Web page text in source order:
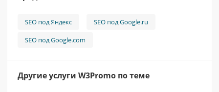
SEO под Яндекс SEO под Google.ru
SEO под Google.com
Другие услуги W3Promo по теме